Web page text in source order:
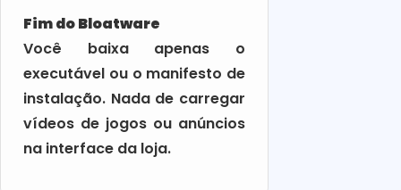
Fim do Bloatware
Você baixa apenas o
executável ou o manifesto de
instalação. Nada de carregar
vídeos de jogos ou anúncios
na interface da loja.